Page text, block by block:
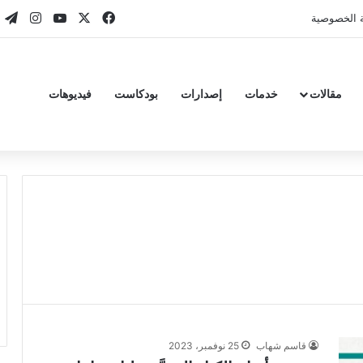
الخصوصية فيسبوك ‫YouTube
مقالات خدمات إصدارات بودكاست فيديوهات
قاسم شهاب 25 نوفمبر، 2023